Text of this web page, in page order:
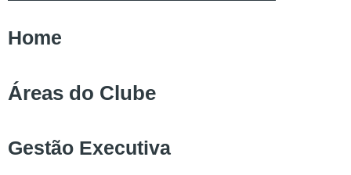
Home
Áreas do Clube
Gestão Executiva